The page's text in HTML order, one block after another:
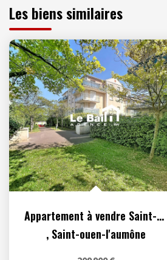
Les biens similaires
Appartement à vendre Saint-Ouen-l'Aumône
, Saint-ouen-l'aumône